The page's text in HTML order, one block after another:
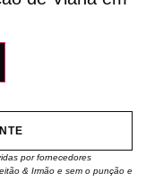
por fornecedores
& Irmão e sem o punção e